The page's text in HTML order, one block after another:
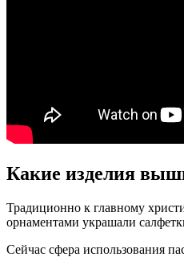
Какие изделия
Традиционно к главному
орнаментами украшали
Сейчас сфера использования